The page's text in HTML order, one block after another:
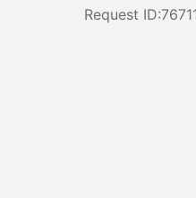
Request